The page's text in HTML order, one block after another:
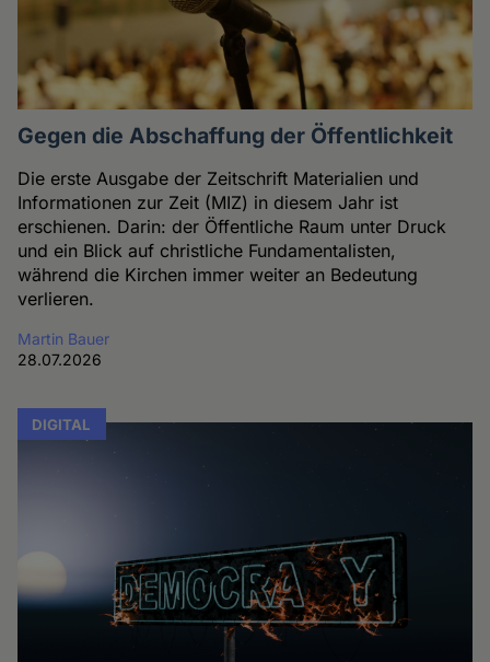
Gegen die Abschaffung der Öffentlichkeit
Die erste Ausgabe der Zeitschrift Materialien und
Informationen zur Zeit (MIZ) in diesem Jahr ist
erschienen. Darin: der Öffentliche Raum unter Druck
und ein Blick auf christliche Fundamentalisten,
während die Kirchen immer weiter an Bedeutung
verlieren.
Martin Bauer
28.07.2026
DIGITAL